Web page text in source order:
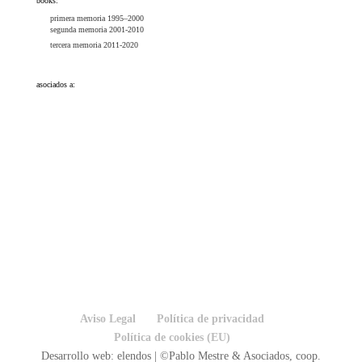
primera memoria 1995–2000
segunda memoria 2001-2010
tercera memoria 2011-2020
asociados a:
Aviso Legal
Política de privacidad
Política de cookies (EU)
Desarrollo web: elendos | ©Pablo Mestre & Asociados, coop.